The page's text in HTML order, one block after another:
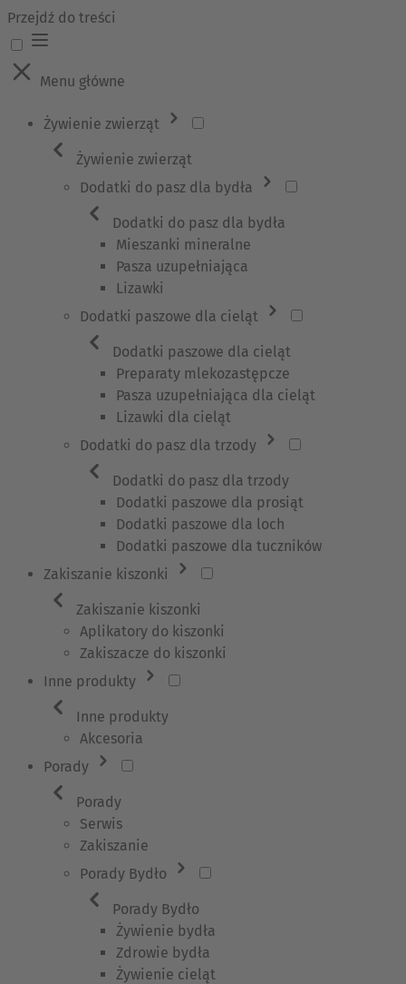
Przejdź do treści
Menu główne
Żywienie zwierząt
Żywienie zwierząt
Dodatki do pasz dla bydła
Dodatki do pasz dla bydła
Mieszanki mineralne
Pasza uzupełniająca
Lizawki
Dodatki paszowe dla cieląt
Dodatki paszowe dla cieląt
Preparaty mlekozastępcze
Pasza uzupełniająca dla cieląt
Lizawki dla cieląt
Dodatki do pasz dla trzody
Dodatki do pasz dla trzody
Dodatki paszowe dla prosiąt
Dodatki paszowe dla loch
Dodatki paszowe dla tuczników
Zakiszanie kiszonki
Zakiszanie kiszonki
Aplikatory do kiszonki
Zakiszacze do kiszonki
Inne produkty
Inne produkty
Akcesoria
Porady
Porady
Serwis
Zakiszanie
Porady Bydło
Porady Bydło
Żywienie bydła
Zdrowie bydła
Żywienie cieląt